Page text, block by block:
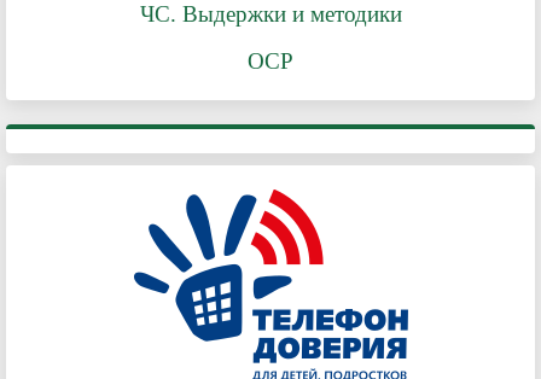
ЧС. Выдержки и методики
ОСР